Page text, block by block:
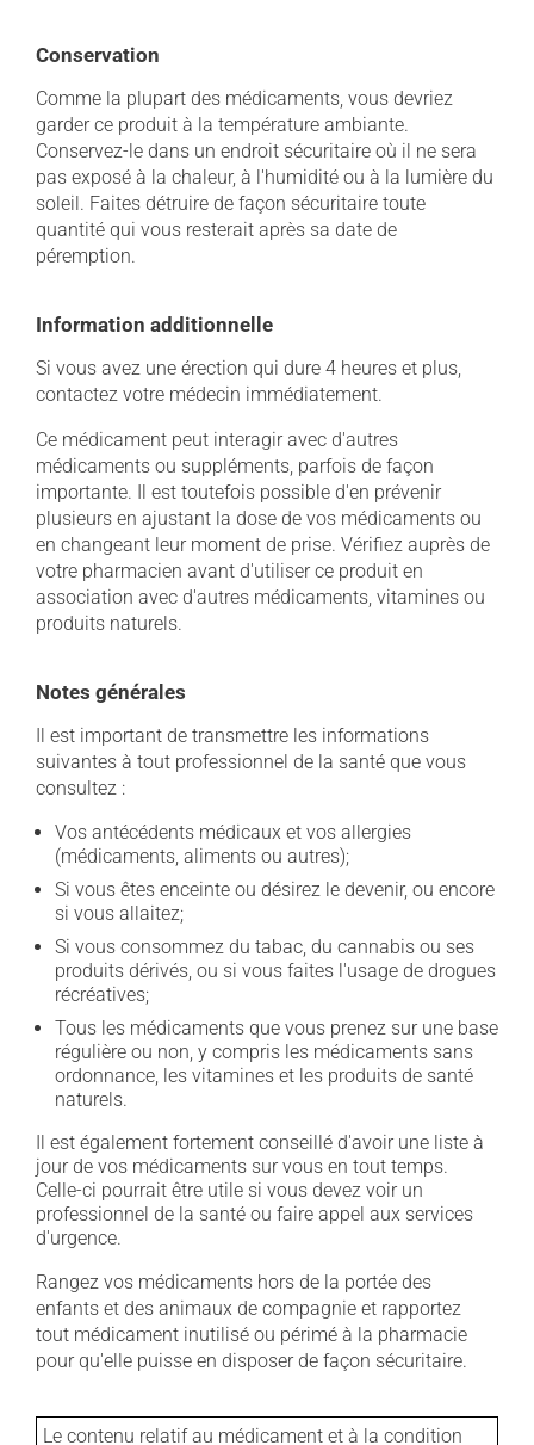
Conservation
Comme la plupart des médicaments, vous devriez
garder ce produit à la température ambiante.
Conservez-le dans un endroit sécuritaire où il ne sera
pas exposé à la chaleur, à l'humidité ou à la lumière du
soleil. Faites détruire de façon sécuritaire toute
quantité qui vous resterait après sa date de
péremption.
Information additionnelle
Si vous avez une érection qui dure 4 heures et plus,
contactez votre médecin immédiatement.
Ce médicament peut interagir avec d'autres
médicaments ou suppléments, parfois de façon
importante. Il est toutefois possible d'en prévenir
plusieurs en ajustant la dose de vos médicaments ou
en changeant leur moment de prise. Vérifiez auprès de
votre pharmacien avant d'utiliser ce produit en
association avec d'autres médicaments, vitamines ou
produits naturels.
Notes générales
Il est important de transmettre les informations
suivantes à tout professionnel de la santé que vous
consultez :
Vos antécédents médicaux et vos allergies
(médicaments, aliments ou autres);
Si vous êtes enceinte ou désirez le devenir, ou encore
si vous allaitez;
Si vous consommez du tabac, du cannabis ou ses
produits dérivés, ou si vous faites l'usage de drogues
récréatives;
Tous les médicaments que vous prenez sur une base
régulière ou non, y compris les médicaments sans
ordonnance, les vitamines et les produits de santé
naturels.
Il est également fortement conseillé d'avoir une liste à
jour de vos médicaments sur vous en tout temps.
Celle-ci pourrait être utile si vous devez voir un
professionnel de la santé ou faire appel aux services
d'urgence.
Rangez vos médicaments hors de la portée des
enfants et des animaux de compagnie et rapportez
tout médicament inutilisé ou périmé à la pharmacie
pour qu'elle puisse en disposer de façon sécuritaire.
Le contenu relatif au médicament et à la condition